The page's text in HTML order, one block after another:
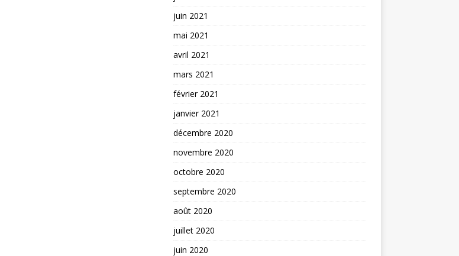
juin 2021
mai 2021
avril 2021
mars 2021
février 2021
janvier 2021
décembre 2020
novembre 2020
octobre 2020
septembre 2020
août 2020
juillet 2020
juin 2020